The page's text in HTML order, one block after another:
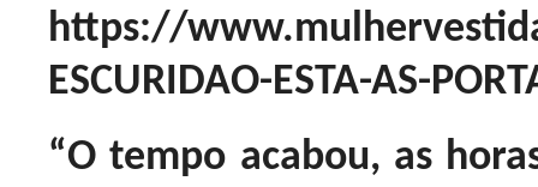
https://
ESCURIDAO-ESTA-AS-
“O tempo acabou, as